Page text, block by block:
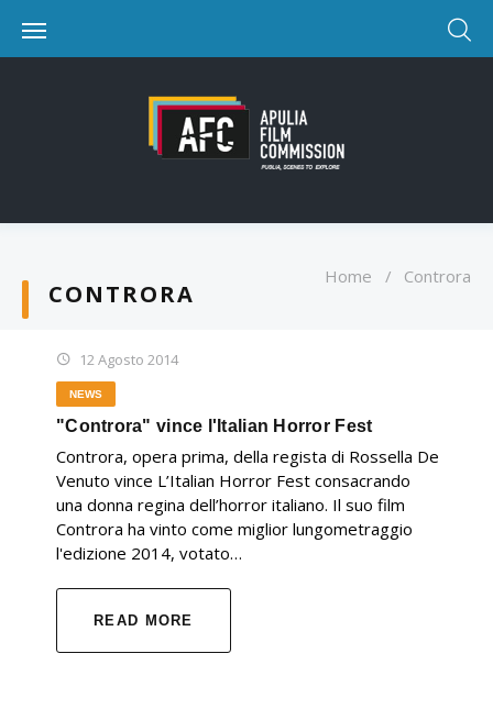
CONTRORA
Home / Controra
12 Agosto 2014
NEWS
"Controra" vince l'Italian Horror Fest
Controra, opera prima, della regista di Rossella De
Venuto vince L’Italian Horror Fest consacrando
una donna regina dell’horror italiano. Il suo film
Controra ha vinto come miglior lungometraggio
l'edizione 2014, votato…
READ MORE